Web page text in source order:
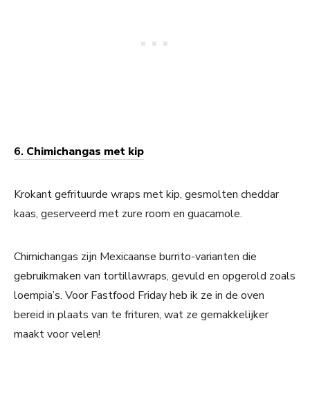
6. Chimichangas met kip
Krokant gefrituurde wraps met kip, gesmolten cheddar
kaas, geserveerd met zure room en guacamole.
Chimichangas zijn Mexicaanse burrito-varianten die
gebruikmaken van tortillawraps, gevuld en opgerold zoals
loempia’s. Voor Fastfood Friday heb ik ze in de oven
bereid in plaats van te frituren, wat ze gemakkelijker
maakt voor velen!